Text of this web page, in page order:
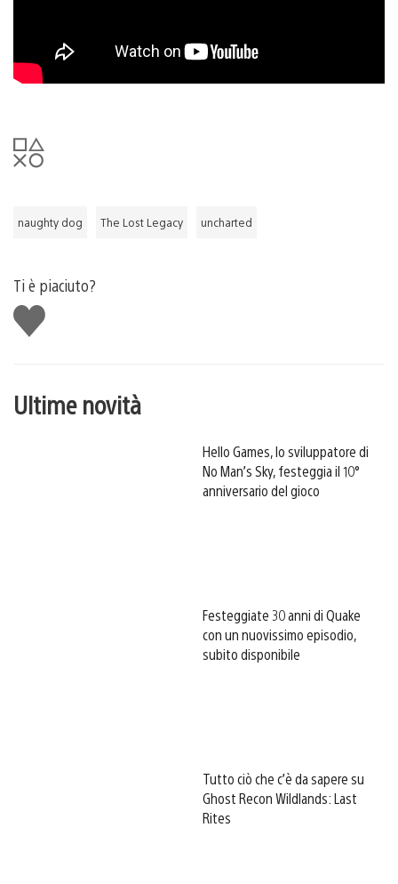
naughty dog The Lost Legacy uncharted
Ti è piaciuto?
Mi
piace
Ultime novità
Hello Games, lo sviluppatore di
No Man’s Sky, festeggia il 10°
anniversario del gioco
Festeggiate 30 anni di Quake
con un nuovissimo episodio,
subito disponibile
Tutto ciò che c’è da sapere su
Ghost Recon Wildlands: Last
Rites